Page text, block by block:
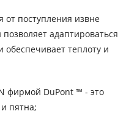
от поступления извне
адаптироваться
обеспечивает теплоту и
фирмой DuPont ™ - это
и пятна;